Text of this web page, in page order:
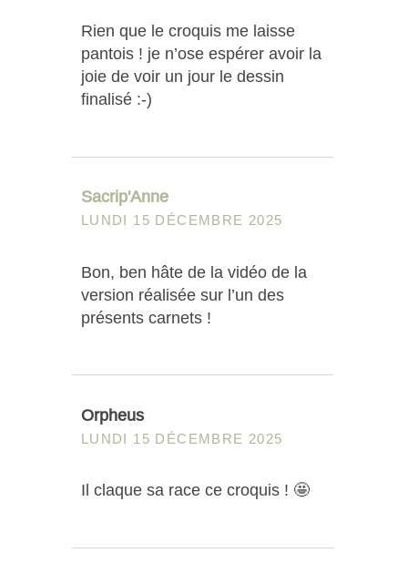
Rien que le croquis me laisse
pantois ! je n’ose espérer avoir la
joie de voir un jour le dessin
finalisé :-)
Sacrip'Anne
LUNDI 15 DÉCEMBRE 2025
Bon, ben hâte de la vidéo de la
version réalisée sur l’un des
présents carnets !
Orpheus
LUNDI 15 DÉCEMBRE 2025
Il claque sa race ce croquis ! 🤩